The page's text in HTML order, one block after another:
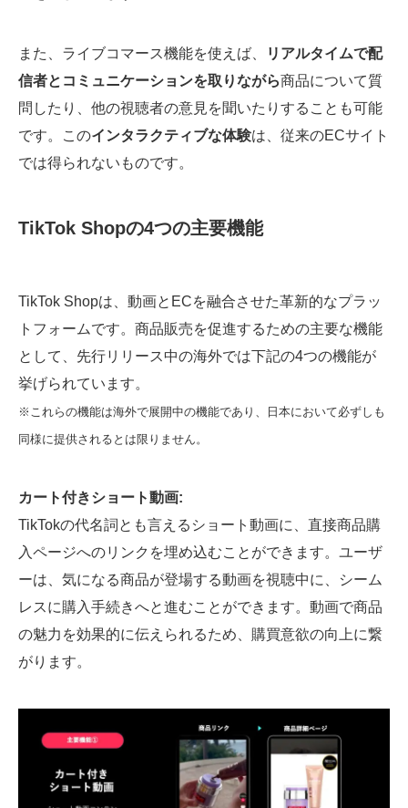
また、ライブコマース機能を使えば、
リアルタイムで配
信者とコミュニケーションを取りながら商品について質
問したり、他の視聴者の意見を聞いたりすることも可能
です。このインタラクティブな体験は、従来のECサイト
では得られないものです。
TikTok Shopの4つの主要機能
TikTok Shopは、動画とECを融合させた革新的なプラッ
トフォームです。商品販売を促進するための主要な機能
として、先行リリース中の海外では下記の4つの機能が
挙げられています。
※これらの機能は海外で展開中の機能であり、日本において必ずしも
同様に提供されるとは限りません。
カート付きショート動画:
TikTokの代名詞とも言えるショート動画に、直接商品購
入ページへのリンクを埋め込むことができます。ユーザ
ーは、気になる商品が登場する動画を視聴中に、シーム
レスに購入手続きへと進むことができます。動画で商品
の魅力を効果的に伝えられるため、購買意欲の向上に繋
がります。